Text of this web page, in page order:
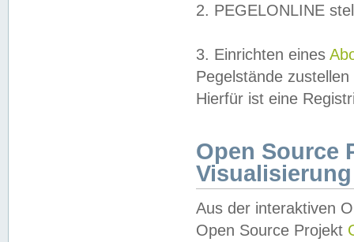
2. PEGELONLINE
3. Einrichten eines
Pegelstände
Hierfür ist eine
Open Source
Visualisierung
Aus der interaktiven
Open Source Projekt